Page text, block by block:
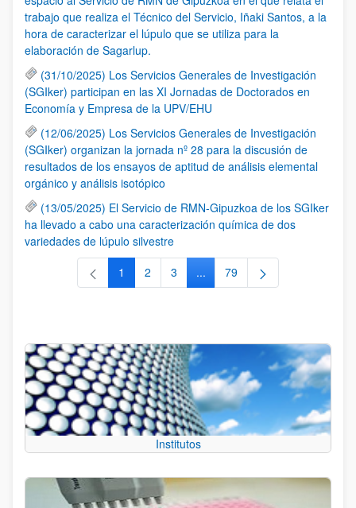
trabajo que realiza el Técnico del Servicio, Iñaki Santos, a la
hora de caracterizar el lúpulo que se utiliza para la
elaboración de Sagarlup.
(31/10/2025) Los Servicios Generales de Investigación
(SGIker) participan en las XI Jornadas de Doctorados en
Economía y Empresa de la UPV/EHU
(12/06/2025) Los Servicios Generales de Investigación
(SGIker) organizan la jornada nº 28 para la discusión de
resultados de los ensayos de aptitud de análisis elemental
orgánico y análisis isotópico
(13/05/2025) El Servicio de RMN-Gipuzkoa de los SGIker
ha llevado a cabo una caracterización química de dos
variedades de lúpulo silvestre
Página
1 Página
2 Página
3 ...Páginas intermedias Use TAB
Página
79
Institutos